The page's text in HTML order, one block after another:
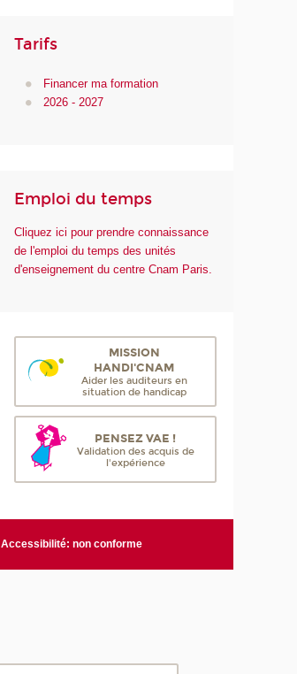
Tarifs
Financer ma formation
2026 - 2027
Emploi du temps
Cliquez ici pour prendre connaissance
de l'emploi du temps des unités
d'enseignement du centre Cnam Paris.
MISSION
HANDI'CNAM
Aider les auditeurs en
situation de handicap
PENSEZ VAE !
Validation des acquis de
l'expérience
Accessibilité: non conforme